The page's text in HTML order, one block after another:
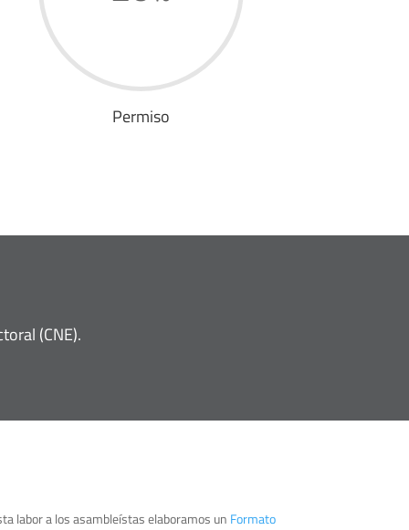
Permiso
(CNE).
labor a los asambleístas elaboramos un Formato